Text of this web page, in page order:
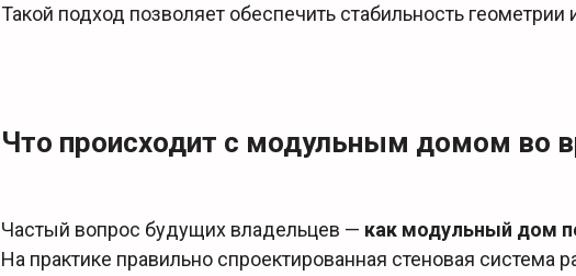
Такой подход позволяет обеспечить стабильность геометрии
Что происходит с модульным домом во
Частый вопрос будущих владельцев — как модульный дом
На практике правильно спроектированная стеновая система